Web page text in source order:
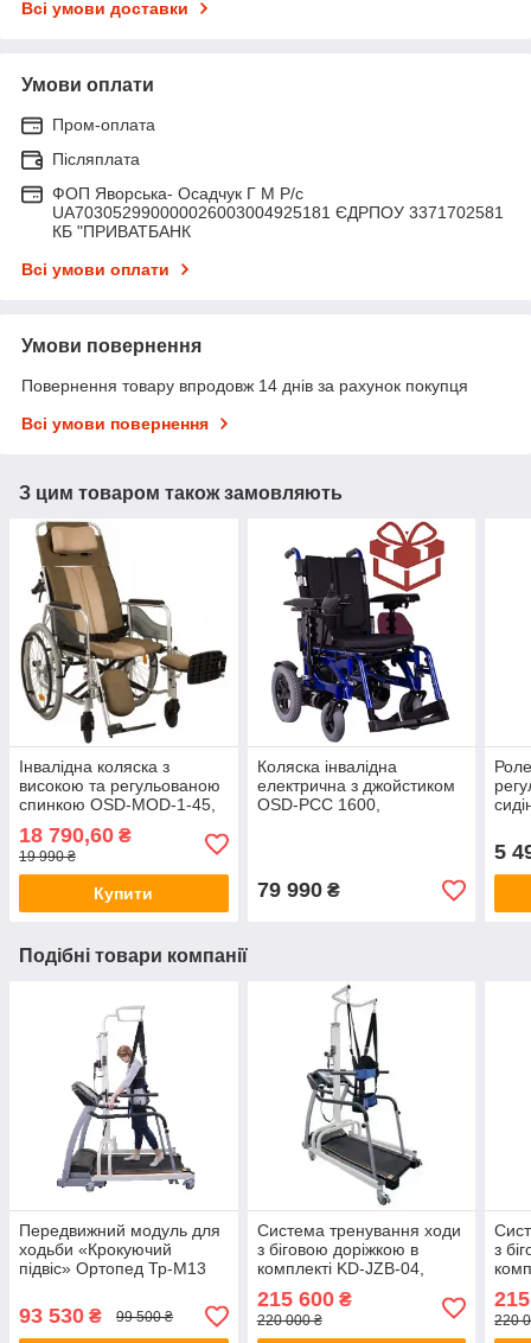
Всі умови доставки
Умови оплати
Пром-оплата
Післяплата
ФОП Яворська- Осадчук Г М Р/c
UA703052990000026003004925181 ЄДРПОУ 3371702581
КБ "ПРИВАТБАНК
Всі умови оплати
Умови повернення
Повернення товару впродовж 14 днів за рахунок покупця
Всі умови повернення
З цим товаром також замовляють
Інвалідна коляска з
високою та регульованою
спинкою OSD-MOD-1-45,
(ОСД3771558)
18 790,60 ₴
19 990 ₴
Купити
Коляска інвалідна
електрична з джойстиком
OSD-PCC 1600,
79 990₴
5
Подібні товари компанії
Передвижний модуль для
ходьби «Крокуючий
підвіс» Ортопед Тр-М13
93 530 ₴ 99 500 ₴
Система тренування ходи
з біговою доріжкою в
комплекті KD-JZB-04,
215 600₴
220 000 ₴
з
220